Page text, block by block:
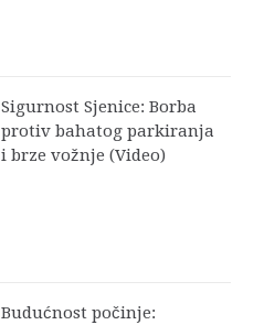
Sigurnost Sjenice: Borba
protiv bahatog parkiranja
i brze vožnje (Video)
Budućnost počinje: